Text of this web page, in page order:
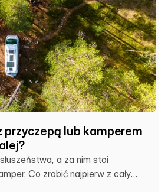
przyczepą lub kamperem
a za nim stoi
Co zrobić najpierw z całym